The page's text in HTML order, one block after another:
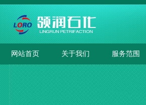
网站首页 关于我们 服务范围